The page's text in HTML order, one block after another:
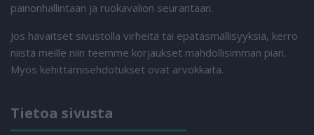
painonhallintaan ja ruokavalion seurantaan.
Jos havaitset sivustolla virheitä tai epätäsmällisyyksiä, kerro
niistä meille niin teemme korjaukset mahdollisimman pian.
Myös kehittämisehdotukset ovat arvokkaita.
Tietoa sivusta